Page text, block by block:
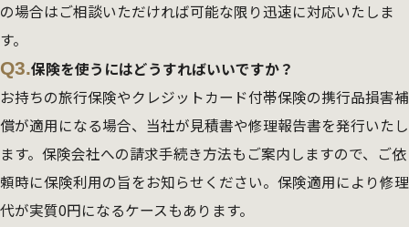
の場合はご相談いただければ可能な限り迅速に対応いたしま
す。
Q3.保険を使うにはどうすればいいですか？
お持ちの旅行保険やクレジットカード付帯保険の携行品損害補
償が適用になる場合、当社が見積書や修理報告書を発行いたし
ます。保険会社への請求手続き方法もご案内しますので、ご依
頼時に保険利用の旨をお知らせください。保険適用により修理
代が実質0円になるケースもあります。